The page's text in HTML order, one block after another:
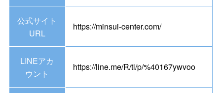
公式サイト
URL
https://minsui-center.com/
LINEアカ
ウント
https://line.me/R/ti/p/%40167ywvoo